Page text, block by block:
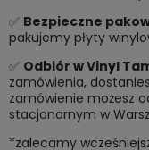
✅ Bezpieczne
pakujemy płyty
✅ Odbiór w Vinyl
zamówienia,
zamówienie możesz
stacjonarnym w
*zalecamy